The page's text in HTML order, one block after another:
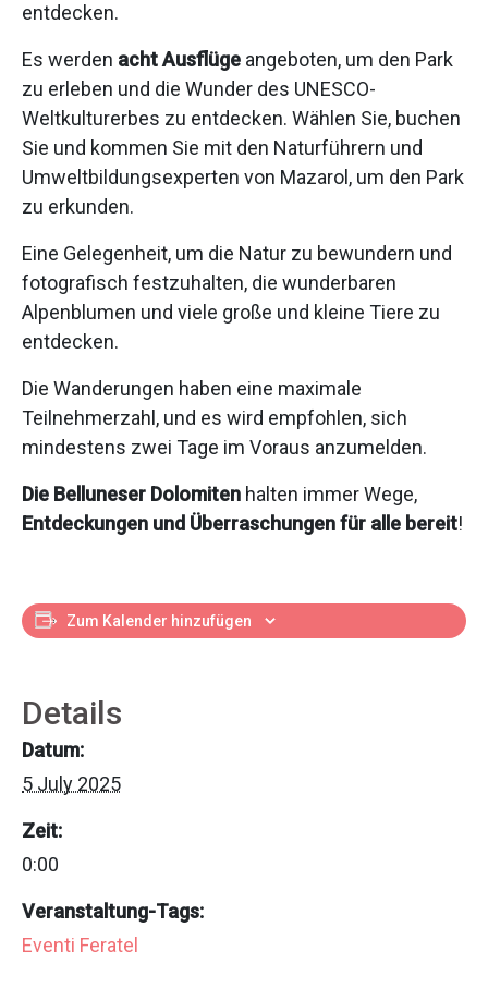
entdecken.
Es werden acht Ausflüge angeboten, um den Park
zu erleben und die Wunder des UNESCO-
Weltkulturerbes zu entdecken. Wählen Sie, buchen
Sie und kommen Sie mit den Naturführern und
Umweltbildungsexperten von Mazarol, um den Park
zu erkunden.
Eine Gelegenheit, um die Natur zu bewundern und
fotografisch festzuhalten, die wunderbaren
Alpenblumen und viele große und kleine Tiere zu
entdecken.
Die Wanderungen haben eine maximale
Teilnehmerzahl, und es wird empfohlen, sich
mindestens zwei Tage im Voraus anzumelden.
Die Belluneser Dolomiten halten immer Wege,
Entdeckungen und Überraschungen für alle bereit!
Zum Kalender hinzufügen
Details
Datum:
5 July 2025
Zeit:
0:00
Veranstaltung-Tags:
Eventi Feratel